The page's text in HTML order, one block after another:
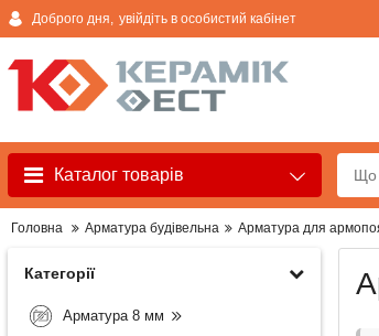
Доброго дня, увійдіть в особистий кабінет
Каталог товарів
Головна Арматура будівельна Арматура для
Категорії
Арматура 8 мм